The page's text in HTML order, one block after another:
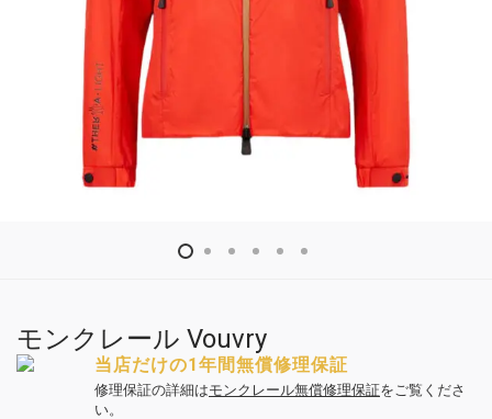
モンクレール Vouvry
当店だけの1年間無償修理保証
修理保証の詳細はモンクレール無償修理保証をご覧くださ
い。